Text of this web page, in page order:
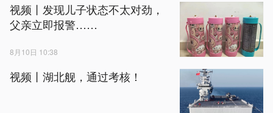
视频丨发现儿子状态不太对劲，
父亲立即报警……
8月10日 10:38
视频丨湖北舰，通过考核！